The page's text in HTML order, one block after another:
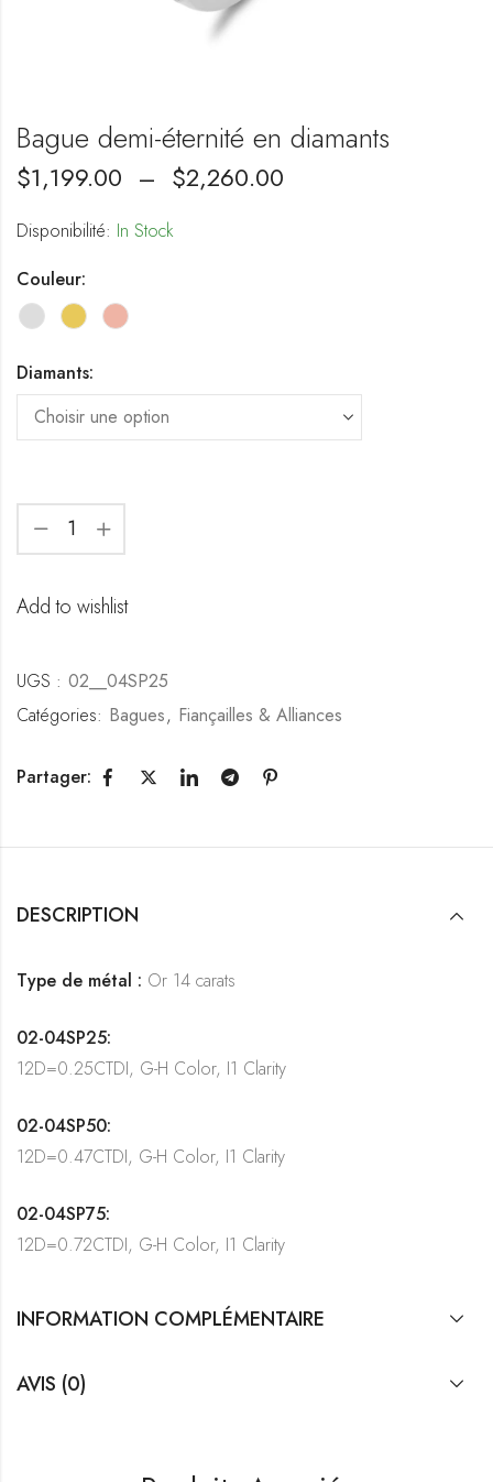
Bague demi-éternité en diamants
$1,199.00 – $2,260.00
Disponibilité: In Stock
Couleur:
Diamants:
Add to wishlist
UGS : 02__04SP25
Catégories: Bagues, Fiançailles & Alliances
Partager:
DESCRIPTION
Type de métal : Or 14 carats
02-04SP25:
12D=0.25CTDI, G-H Color, I1 Clarity
02-04SP50:
12D=0.47CTDI, G-H Color, I1 Clarity
02-04SP75:
12D=0.72CTDI, G-H Color, I1 Clarity
INFORMATION COMPLÉMENTAIRE
AVIS (0)